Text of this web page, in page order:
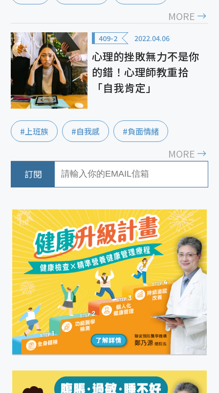
MORE
409-2 2022.04.06
心理的挫敗無力不是你
的錯！心理師教重拾
「自我肯定」
#上班族 #自我感 #負面情緒
MORE